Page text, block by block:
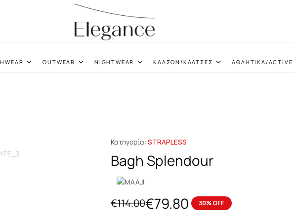
OUTWEAR NIGHTWEAR ΚΑΛΣΟΝ/ΚΑΛΤΣΕΣ ΑΘΛΗΤΙΚΑ/ACTIVE
Κατηγορία: STRAPLESS
Bagh Splendour
€114.00€79.80 30% OFF